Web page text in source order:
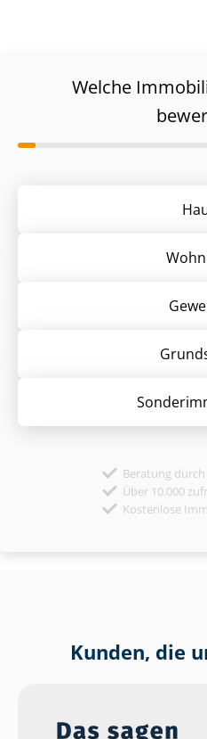
Welche
Beratung
Über 10.000
Kostenlose
Kunden, die